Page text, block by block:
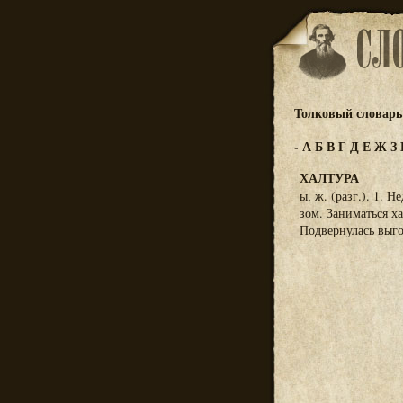
Толковый
-АБВГДЕЖЗ
ХАЛТУРА
ы, ж. (разг.). 1.
зом. Заниматься
Подвернулась